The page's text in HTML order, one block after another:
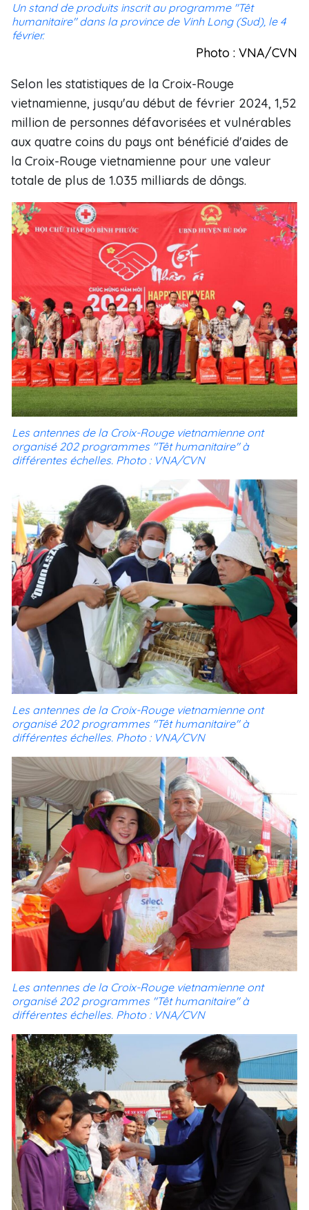
Un stand de produits inscrit au programme "Têt
humanitaire" dans la province de Vinh Long (Sud), le 4
février.
Photo : VNA/CVN
Selon les statistiques de la Croix-Rouge
vietnamienne, jusqu'au début de février 2024, 1,52
million de personnes défavorisées et vulnérables
aux quatre coins du pays ont bénéficié d'aides de
la Croix-Rouge vietnamienne pour une valeur
totale de plus de 1.035 milliards de dôngs.
Les antennes de la Croix-Rouge vietnamienne ont
organisé 202 programmes "Têt humanitaire" à
différentes échelles. Photo : VNA/CVN
Les antennes de la Croix-Rouge vietnamienne ont
organisé 202 programmes "Têt humanitaire" à
différentes échelles. Photo : VNA/CVN
Les antennes de la Croix-Rouge vietnamienne ont
organisé 202 programmes "Têt humanitaire" à
différentes échelles. Photo : VNA/CVN